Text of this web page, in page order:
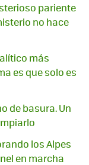
pariente
no hace
más
es que solo es
de basura. Un
los Alpes
en marcha